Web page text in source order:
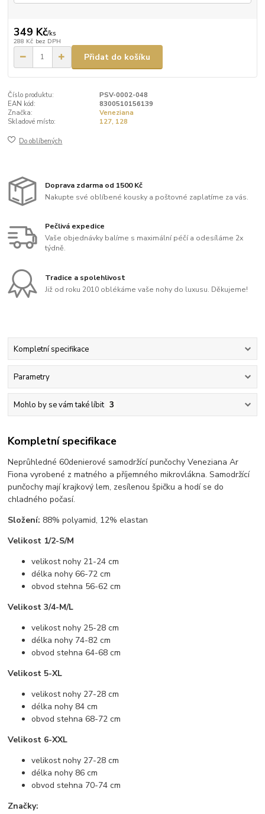
349 Kč/ks
288 Kč bez DPH
Přidat do košíku
Číslo produktu:
PSV-0002-048
EAN kód:
8300510156139
Značka:
Veneziana
Skladové místo:
127, 128
Do oblíbených
Doprava zdarma od 1500 Kč
Nakupte své oblíbené kousky a poštovné zaplatíme za vás.
Pečlivá expedice
Vaše objednávky balíme s maximální péčí a odesíláme 2x
týdně.
Tradice a spolehlivost
Již od roku 2010 oblékáme vaše nohy do luxusu. Děkujeme!
Kompletní specifikace
Parametry
Mohlo by se vám také líbit 3
Kompletní specifikace
Neprůhledné 60denierové samodržící punčochy Veneziana Ar
Fiona vyrobené z matného a příjemného mikrovlákna. Samodržící
punčochy mají krajkový lem, zesílenou špičku a hodí se do
chladného počasí.
Složení: 88% polyamid, 12% elastan
Velikost 1/2-S/M
velikost nohy 21-24 cm
délka nohy 66-72 cm
obvod stehna 56-62 cm
Velikost 3/4-M/L
velikost nohy 25-28 cm
délka nohy 74-82 cm
obvod stehna 64-68 cm
Velikost 5-XL
velikost nohy 27-28 cm
délka nohy 84 cm
obvod stehna 68-72 cm
Velikost 6-XXL
velikost nohy 27-28 cm
délka nohy 86 cm
obvod stehna 70-74 cm
Značky: